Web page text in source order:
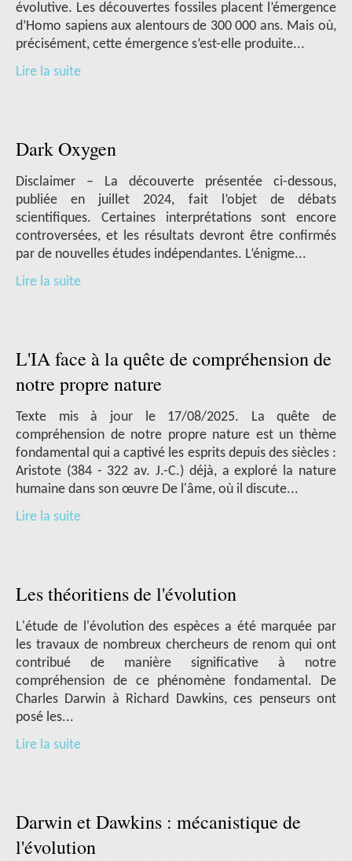
évolutive. Les découvertes fossiles placent l’émergence
d’Homo sapiens aux alentours de 300 000 ans. Mais où,
précisément, cette émergence s’est-elle produite...
Lire la suite
Dark Oxygen
Disclaimer – La découverte présentée ci-dessous,
publiée en juillet 2024, fait l’objet de débats
scientifiques. Certaines interprétations sont encore
controversées, et les résultats devront être confirmés
par de nouvelles études indépendantes. L’énigme...
Lire la suite
L'IA face à la quête de compréhension de
notre propre nature
Texte mis à jour le 17/08/2025. La quête de
compréhension de notre propre nature est un thème
fondamental qui a captivé les esprits depuis des siècles :
Aristote (384 - 322 av. J.-C.) déjà, a exploré la nature
humaine dans son œuvre De l'âme, où il discute...
Lire la suite
Les théoritiens de l'évolution
L'étude de l'évolution des espèces a été marquée par
les travaux de nombreux chercheurs de renom qui ont
contribué de manière significative à notre
compréhension de ce phénomène fondamental. De
Charles Darwin à Richard Dawkins, ces penseurs ont
posé les...
Lire la suite
Darwin et Dawkins : mécanistique de
l'évolution